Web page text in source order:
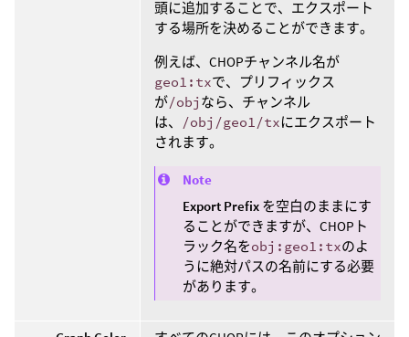
頭に追加することで、エクスポート
する場所を決めることができます。
例えば、CHOPチャンネル名が
geo1:txで、プリフィックス
が/obj なら、チャンネル
は、
/obj/geo1/txにエクスポート
されます。
Note
Export Prefix を空白のままにす
ることができますが、CHOPト
ラック名をobj:geo1:txのよ
うに絶対パスの名前にする必要
があります。